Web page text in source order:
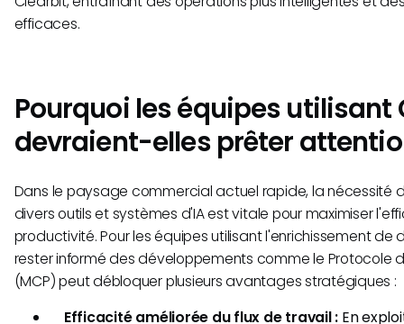
efficaces.
Pourquoi les équipes utilisant
devraient-elles prêter
Dans le paysage commercial actuel rapide, la nécessité
divers outils et systèmes d'IA est vitale pour maximiser
productivité. Pour les équipes utilisant l'enrichissement de
rester informé des développements comme le Protocole
(MCP) peut débloquer plusieurs avantages stratégiques :
Efficacité améliorée du flux de travail : En